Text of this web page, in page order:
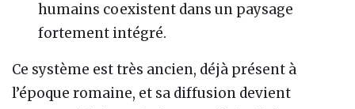
humains coexistent dans un paysage
fortement intégré.
Ce système est très ancien, déjà présent à
l’époque romaine, et sa diffusion devient